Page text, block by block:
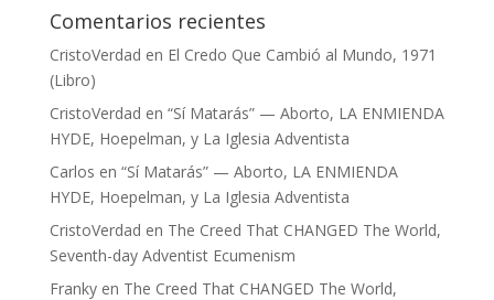
Comentarios recientes
CristoVerdad en El Credo Que Cambió al Mundo, 1971
(Libro)
CristoVerdad en “Sí Matarás” — Aborto, LA ENMIENDA
HYDE, Hoepelman, y La Iglesia Adventista
Carlos en “Sí Matarás” — Aborto, LA ENMIENDA
HYDE, Hoepelman, y La Iglesia Adventista
CristoVerdad en The Creed That CHANGED The World,
Seventh-day Adventist Ecumenism
Frankyen The Creed That CHANGED The World,